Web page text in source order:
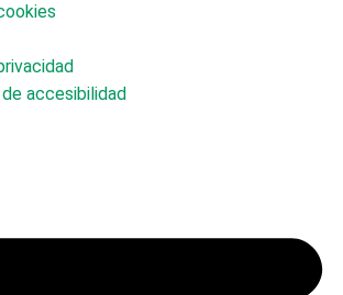
accesibilidad